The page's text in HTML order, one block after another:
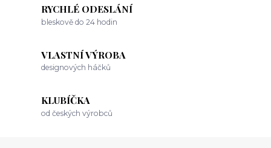
RYCHLÉ ODESLÁNÍ
bleskově do 24 hodin
VLASTNÍ VÝROBA
designových háčků
KLUBÍČKA
od českých výrobců